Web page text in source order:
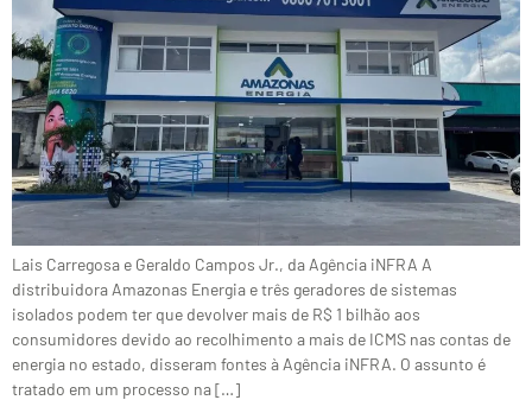
Lais Carregosa e Geraldo Campos Jr., da Agência iNFRA A
distribuidora Amazonas Energia e três geradores de sistemas
isolados podem ter que devolver mais de R$ 1 bilhão aos
consumidores devido ao recolhimento a mais de ICMS nas contas de
energia no estado, disseram fontes à Agência iNFRA. O assunto é
tratado em um processo na […]